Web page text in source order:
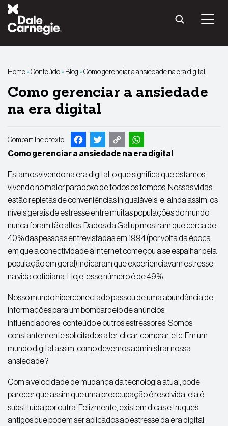
Pular
conteúdo
Home»Conteúdo» Blog »Como gerenciar a ansiedade na era digital
Como gerenciar a ansiedade
na era digital
Compartilhe o texto: Facebook
Twitter
Copy
Link
WhatsApp
Como gerenciar a ansiedade na era digital
Estamos vivendo na era digital, o que significa que estamos
vivendo no maior paradoxo de todos os tempos. Nossas vidas
estão repletas de conveniências inigualáveis, e, ainda assim, os
níveis gerais de estresse entre muitas populações do mundo
nunca foram tão altos. Dados da Gallupmostram que cerca de
40% das pessoas entrevistadas em 1994 (por volta da época
em que a conectividade à internet começou a se espalhar pela
população em geral) indicaram que experienciavam estresse
na vida cotidiana. Hoje, esse número é de 49%.
Nosso mundo hiperconectado passou de uma abundância de
informações para um bombardeio de anúncios,
influenciadores, conteúdo e outros estressores. Somos
constantemente solicitados a ler, clicar, comprar, etc. Em um
mundo digital assim, como devemos administrar nossa
ansiedade?
Com a velocidade de mudança da tecnologia atual, pode
parecer que assim que uma preocupação é resolvida, ela é
substituída por outra. Felizmente, existem dicas e truques
antigos que podem ser aplicados ao estresse da era digital.